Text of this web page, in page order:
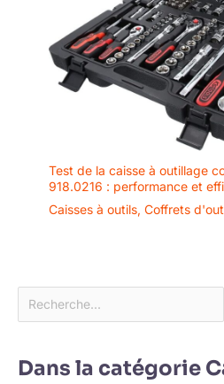
Test de la caisse à outillage
918.0216 : performance et
Caisses à outils, Coffrets
Dans la catégorie